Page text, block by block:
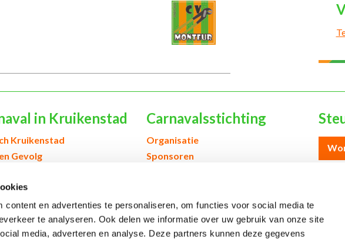
content en advertenties te personaliseren, om functies voor social media te
te analyseren. Ook delen we informatie over uw gebruik van onze site
media, adverteren en analyse. Deze partners kunnen deze gegevens
in Kruikenstad
Kruikenstad
Gevolg
Kruikenstad
Carnavalsstichting
Organisatie
Sponsoren